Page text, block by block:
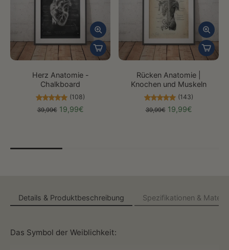
Herz Anatomie -
Chalkboard
(108)
39,99€ 19,99€
Rücken Anatomie |
Knochen und Muskeln
(143)
39,99€ 19,99€
Details & Produktbeschreibung Spezifikationen &
Das Symbol der Weiblichkeit: